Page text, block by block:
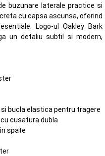
buzunare laterale practice si
cu capsa ascunsa, oferind
Logo-ul Oakley Bark
un detaliu subtil si modern,
bucla elastica pentru tragere
cusatura dubla
spate